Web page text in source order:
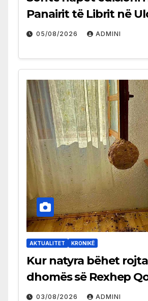
Panairit të Librit në
05/08/2026 ADMINI
AKTUALITET KRONIKË
Kur natyra bëhet
dhomës së Rexhep
03/08/2026 ADMINI